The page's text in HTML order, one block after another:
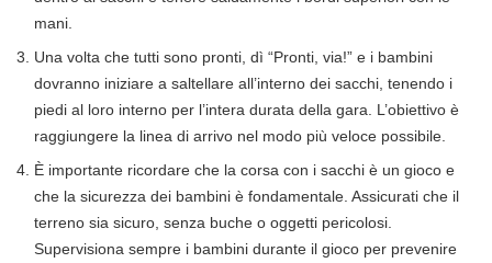
mani.
Una volta che tutti sono pronti, dì “Pronti, via!” e i bambini
dovranno iniziare a saltellare all’interno dei sacchi, tenendo i
piedi al loro interno per l’intera durata della gara. L’obiettivo è
raggiungere la linea di arrivo nel modo più veloce possibile.
È importante ricordare che la corsa con i sacchi è un gioco e
che la sicurezza dei bambini è fondamentale. Assicurati che il
terreno sia sicuro, senza buche o oggetti pericolosi.
Supervisiona sempre i bambini durante il gioco per prevenire